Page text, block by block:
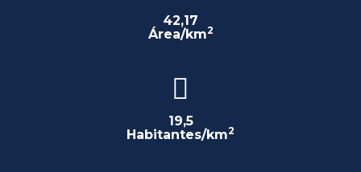
42,17
Área/km2
19,5
Habitantes/km2